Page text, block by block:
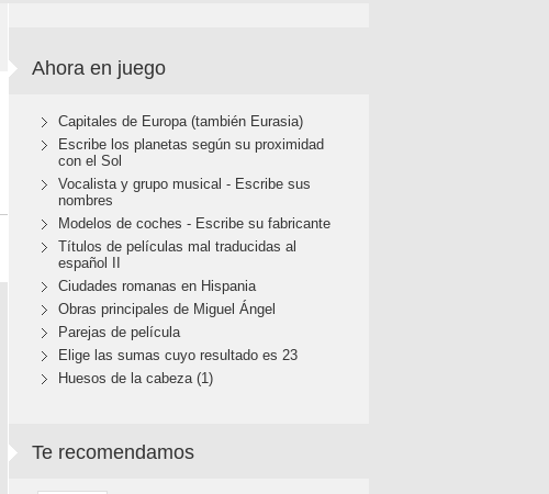
Ahora en juego
Capitales de Europa (también Eurasia)
Escribe los planetas según su proximidad
con el Sol
Vocalista y grupo musical - Escribe sus
nombres
Modelos de coches - Escribe su fabricante
Títulos de películas mal traducidas al
español II
Ciudades romanas en Hispania
Obras principales de Miguel Ángel
Parejas de película
Elige las sumas cuyo resultado es 23
Huesos de la cabeza (1)
Te recomendamos